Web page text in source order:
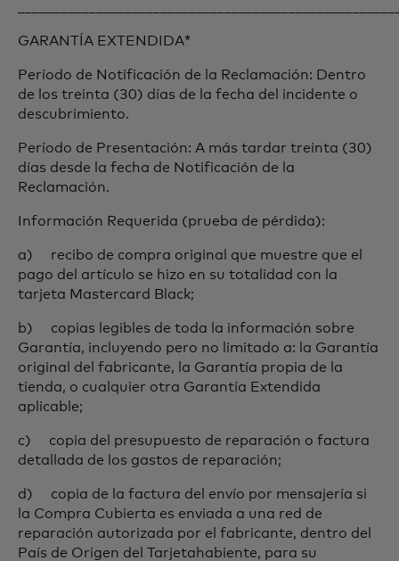
GARANTÍA EXTENDIDA*
Período de Notificación de la Reclamación: Dentro
de los treinta (30) días de la fecha del incidente o
descubrimiento.
Período de Presentación: A más tardar treinta (30)
días desde la fecha de Notificación de la
Reclamación.
Información Requerida (prueba de pérdida):
a) recibo de compra original que muestre que el
pago del artículo se hizo en su totalidad con la
tarjeta Mastercard Black;
b) copias legibles de toda la información sobre
Garantía, incluyendo pero no limitado a: la Garantía
original del fabricante, la Garantía propia de la
tienda, o cualquier otra Garantía Extendida
aplicable;
c) copia del presupuesto de reparación o factura
detallada de los gastos de reparación;
d) copia de la factura del envío por mensajería si
la Compra Cubierta es enviada a una red de
reparación autorizada por el fabricante, dentro del
País de Origen del Tarjetahabiente, para su